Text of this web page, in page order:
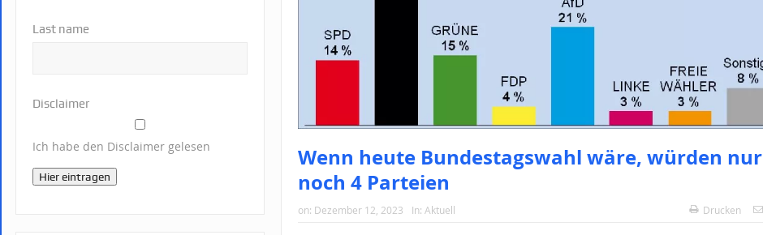
Wenn heute Bundestagswahl wäre, würden nur
noch 4 Parteien
on: Dezember 12, 2023 In: Aktuell Drucken
Last name
Disclaimer
Ich habe den Disclaimer gelesen
Hier eintragen